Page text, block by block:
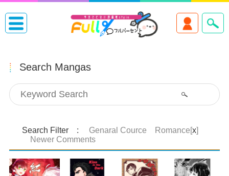
Search Mangas
Search Filter : Genaral Cource Romance[x]
Newer Comments